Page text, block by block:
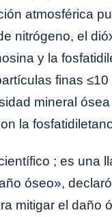
atmosférica
nitrógeno, el
y la
finas
mineral
la
; es una
óseo»,
mitigar el daño